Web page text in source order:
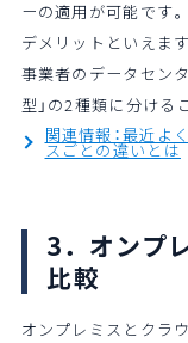
ーの適用が可能です
デメリットといえます
事業者のデータセン
型」の2種類に分ける
関連情報：最近よ
スごとの違いとは
3．オンプ
比較
オンプレミスとクラ